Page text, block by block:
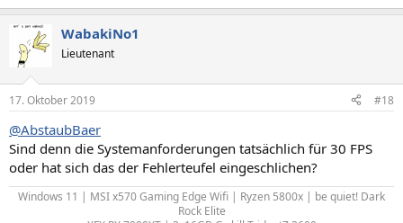
WabakiNo1
Lieutenant
17. Oktober 2019 #18
@AbstaubBaer
Sind denn die Systemanforderungen tatsächlich für 30 FPS
oder hat sich das der Fehlerteufel eingeschlichen?
Windows 11 | MSI x570 Gaming Edge Wifi | Ryzen 5800x | be quiet! Dark
Rock Elite